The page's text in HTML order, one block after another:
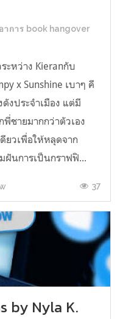
าการ book hangover
ะหว่าง Kieranกับ
x Sunshine เบาๆ คี
งประจำเมือง แต่มี
ชายมากกว่าตัวเอง
ยวเพื่อให้หลุดจาก
ฝันการเป็นกราฟฟิ...
37
by Nyla K.